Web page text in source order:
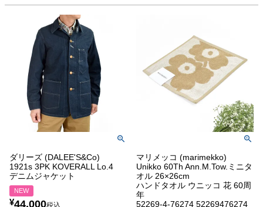
ダリーズ (DALEE'S&Co)
1921s 3PK KOVERALL Lo.4
デニムジャケット
NEW
¥44,000税込
マリメッコ (marimekko)
Unikko 60Th Ann.M.Tow.ミニタ
オル 26×26cm
ハンドタオル ウニッコ 花 60周
年
52269-4-76274 52269476274